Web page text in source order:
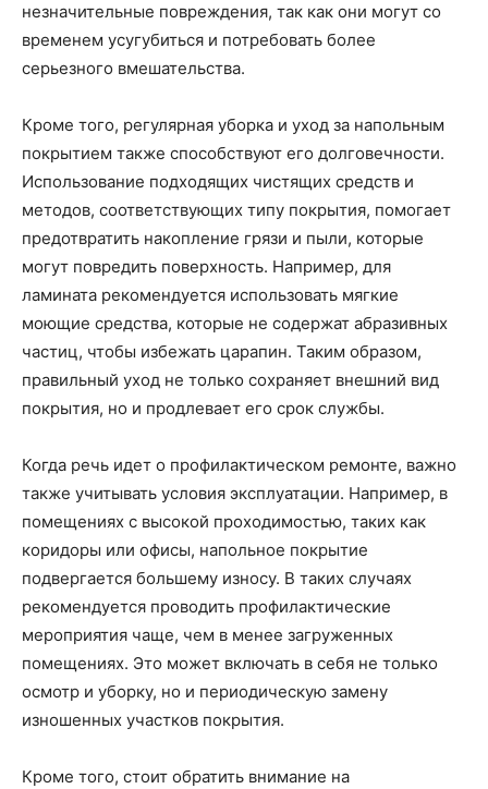
незначительные повреждения, так как они могут со
временем усугубиться и потребовать более
серьезного вмешательства.
Кроме того, регулярная уборка и уход за напольным
покрытием также способствуют его долговечности.
Использование подходящих чистящих средств и
методов, соответствующих типу покрытия, помогает
предотвратить накопление грязи и пыли, которые
могут повредить поверхность. Например, для
ламината рекомендуется использовать мягкие
моющие средства, которые не содержат абразивных
частиц, чтобы избежать царапин. Таким образом,
правильный уход не только сохраняет внешний вид
покрытия, но и продлевает его срок службы.
Когда речь идет о профилактическом ремонте, важно
также учитывать условия эксплуатации. Например, в
помещениях с высокой проходимостью, таких как
коридоры или офисы, напольное покрытие
подвергается большему износу. В таких случаях
рекомендуется проводить профилактические
мероприятия чаще, чем в менее загруженных
помещениях. Это может включать в себя не только
осмотр и уборку, но и периодическую замену
изношенных участков покрытия.
Кроме того, стоит обратить внимание на